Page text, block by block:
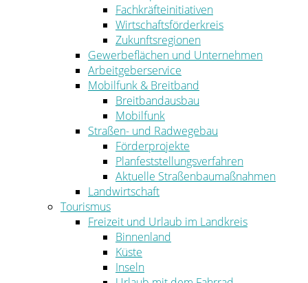
Fachkräfteinitiativen
Wirtschaftsförderkreis
Zukunftsregionen
Gewerbeflächen und Unternehmen
Arbeitgeberservice
Mobilfunk & Breitband
Breitbandausbau
Mobilfunk
Straßen- und Radwegebau
Förderprojekte
Planfeststellungsverfahren
Aktuelle Straßenbaumaßnahmen
Landwirtschaft
Tourismus
Freizeit und Urlaub im Landkreis
Binnenland
Küste
Inseln